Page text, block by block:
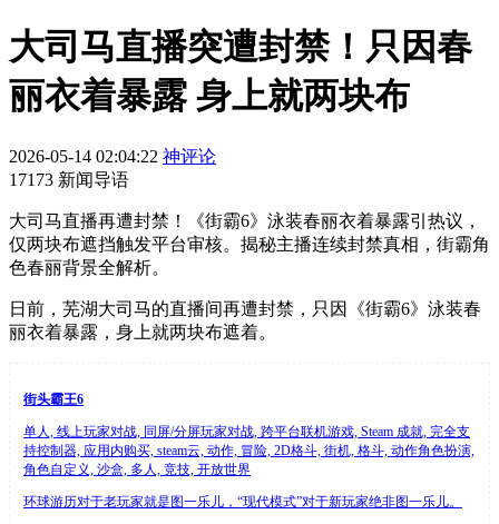
大司马直播突遭封禁！只因春
丽衣着暴露 身上就两块布
2026-05-14 02:04:22 神评论
17173 新闻导语
大司马直播再遭封禁！《街霸6》泳装春丽衣着暴露引热议，
仅两块布遮挡触发平台审核。揭秘主播连续封禁真相，街霸角
色春丽背景全解析。
日前，芜湖大司马的直播间再遭封禁，只因《街霸6》泳装春
丽衣着暴露，身上就两块布遮着。
街头霸王6
单人, 线上玩家对战, 同屏/分屏玩家对战, 跨平台联机游戏, Steam 成就, 完全支
持控制器, 应用内购买, steam云, 动作, 冒险, 2D格斗, 街机, 格斗, 动作角色扮演,
角色自定义, 沙盒, 多人, 竞技, 开放世界
环球游历对于老玩家就是图一乐儿，“现代模式”对于新玩家绝非图一乐儿。